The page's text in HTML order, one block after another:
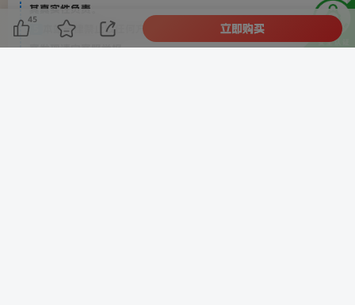
其真实性负责。
本站一律禁止以任何方式发布或转载任何违法的相关信息，访
客发现请向客服举报
45
立即购买